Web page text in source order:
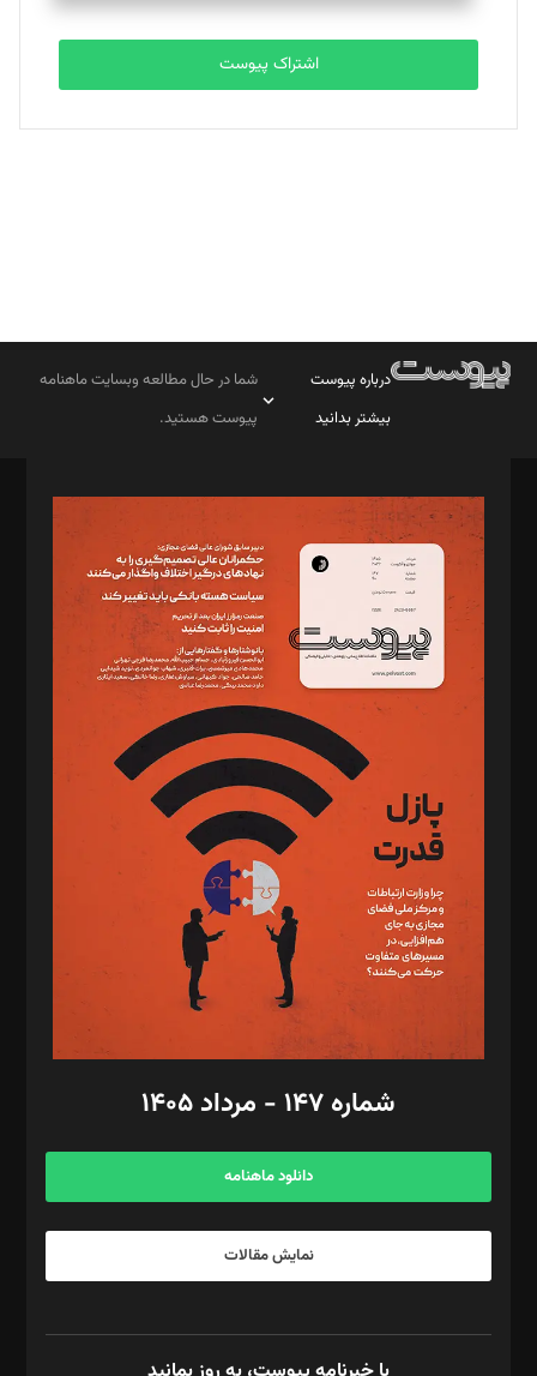
تحریریه
بابک نقاش
تحریریه
اشتراک پیوست
درباره پیوست
بیشتر بدانید
شما در حال مطالعه وبسایت ماهنامه
پیوست هستید.
مدیر مسئول: محمدباقر اثنی‌عشری
سردبیر: مهرک محمودی
دبیر تحریریه: میثم قاسمی
د‌بیر ناداستان: سمانه سمیع
د‌بیر خدمت و تجارت: ابوالفضل رجبی
د‌بیر حقوق فناوری: حسام‌الدین ایپکچی
د‌بیر پیوست جهان: مینا پاکدل
د‌بیر تحریریه آنلاین: بابک نقاش
تحریریه‌: مجتبی محمود‌ی، آرش برهمند، یسنا امان‌پور، سروش کرمیان،
مصطفی مسجدی آرانی، ابوالفضل رجبی، زهرا فکرانه، فائزه فتحی
رستمی،مصطفی باستان
ویرایش: نگار استاد‌‌آقا
طراح یونیفرم: مجید توکلی
فیلمبرداری و عکاسی: امیر شفیعی، مانی لطفی زاده
گرافیک و صفحه‌آرایی: سید‌سبحان‌علی ثابت
مد‌یر توسعه تجاری: کامبیز برید‌
امور مالی: شاپور رهبری، محمد‌ کاظمی‌نیا
آگهی و مشترکین: ۰۹۱۹۹۹۹۰۴۵۴
شماره ۱۴۷ - مرداد ۱۴۰۵
دانلود ماهنامه
نمایش مقالات